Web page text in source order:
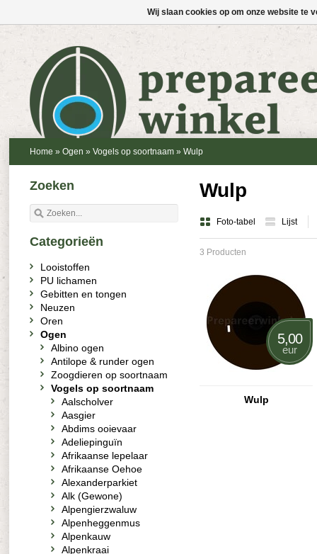
Home » Ogen » Vogels op soortnaam » Wulp
Wulp
Foto-tabel Lijst
3 Producten
5,00
eur
Wulp
Zoeken
Categorieën
Looistoffen
PU lichamen
Gebitten en tongen
Neuzen
Oren
Ogen
Albino ogen
Antilope & runder ogen
Zoogdieren op soortnaam
Vogels op soortnaam
Aalscholver
Aasgier
Abdims ooievaar
Adeliepinguïn
Afrikaanse lepelaar
Afrikaanse Oehoe
Alexanderparkiet
Alk (Gewone)
Alpengierzwaluw
Alpenheggenmus
Alpenkauw
Alpenkraai
Wij slaan cookies op om onze website te